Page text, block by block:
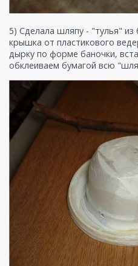
5) Сделала шляпу - "тулья"
крышка от пластикового
дырку по форме баночки,
обклеиваем бумагой всю